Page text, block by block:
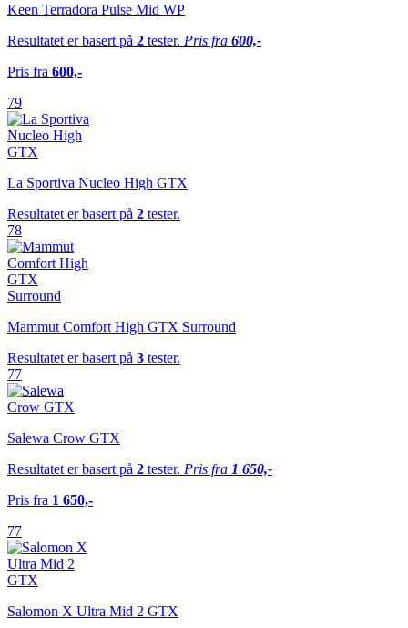
Keen Terradora Pulse Mid WP
Resultatet er basert på 2 tester. Pris fra 600,-
Pris fra 600,-
79
La Sportiva Nucleo High GTX
Resultatet er basert på 2 tester.
78
Mammut Comfort High GTX Surround
Resultatet er basert på 3 tester.
77
Salewa Crow GTX
Resultatet er basert på 2 tester. Pris fra 1 650,-
Pris fra 1 650,-
77
Salomon X Ultra Mid 2 GTX